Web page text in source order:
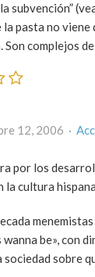
subvención”
pasta no viene
complejos
12, 2006 ·
por los
la cultura
wanna be», con
sobre